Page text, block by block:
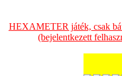
HEXAMETER játék, csak
(bejelentkezett